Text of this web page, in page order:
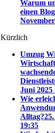
Warum
einen
Kürzlich
Umzug
Juni 2025
Wie
Alltag?
19:35